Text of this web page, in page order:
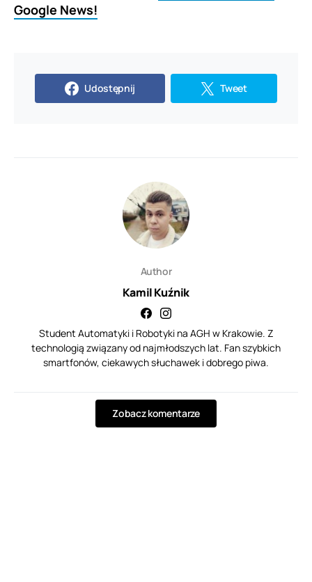
Google News!
Udostępnij Tweet
Author
Kamil Kuźnik
Student Automatyki i Robotyki na AGH w Krakowie. Z
technologią związany od najmłodszych lat. Fan szybkich
smartfonów, ciekawych słuchawek i dobrego piwa.
Zobacz komentarze